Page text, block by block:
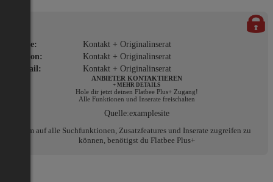
Name:
Kontakt + Originalinserat
Telefon:
Kontakt + Originalinserat
E-Mail:
Kontakt + Originalinserat
ANBIETER KONTAKTIEREN
+ MEHR DETAILS
Hole dir jetzt deinen Flatbee Plus+ Zugang!
Alle Funktionen und Inserate freischalten
Quelle:examplesite
Um auf alle Suchfunktionen, Zusatzfeatures und Inserate zugreifen zu
können, benötigst du Flatbee Plus+